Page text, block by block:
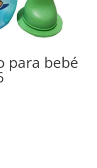
para bebé